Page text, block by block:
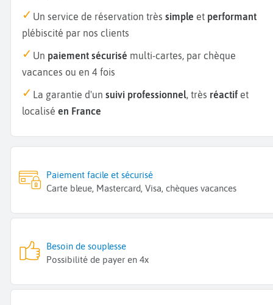
Un service de réservation très simple et performant
plébiscité par nos clients
Un paiement sécurisé multi-cartes, par chèque
vacances ou en 4 fois
La garantie d'un suivi professionnel, très réactif et
localisé en France
Paiement facile et sécurisé
Carte bleue, Mastercard, Visa, chèques vacances
Besoin de souplesse
Possibilité de payer en 4x